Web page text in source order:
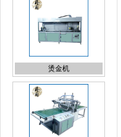
腾图热转印机